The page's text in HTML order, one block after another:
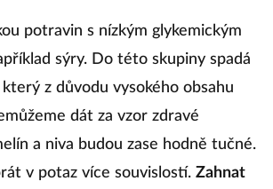
potravin s nízkým glykemickým
sýry. Do této skupiny spadá
z důvodu vysokého obsahu
dát za vzor zdravé
a niva budou zase hodně tučné.
v potaz více souvislostí. Zahnat